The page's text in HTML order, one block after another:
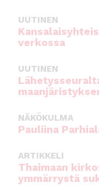
UUTINEN
verkossa
UUTINEN
NÄKÖKULMA
Pauliina
ARTIKKELI
Thaimaan
ymmärrystä